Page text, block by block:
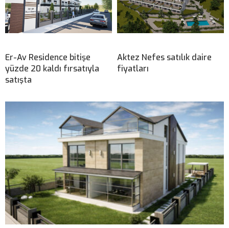
Er-Av Residence bitişe
yüzde 20 kaldı fırsatıyla
satışta
Aktez Nefes satılık daire
fiyatları